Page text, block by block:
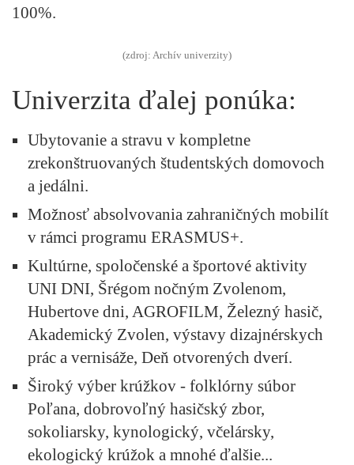
100%.
(zdroj: Archív univerzity)
Univerzita ďalej ponúka:
Ubytovanie a stravu v kompletne
zrekonštruovaných študentských domovoch
a jedálni.
Možnosť absolvovania zahraničných mobilít
v rámci programu ERASMUS+.
Kultúrne, spoločenské a športové aktivity
UNI DNI, Šrégom nočným Zvolenom,
Hubertove dni, AGROFILM, Železný hasič,
Akademický Zvolen, výstavy dizajnérskych
prác a vernisáže, Deň otvorených dverí.
Široký výber krúžkov - folklórny súbor
Poľana, dobrovoľný hasičský zbor,
sokoliarsky, kynologický, včelársky,
ekologický krúžok a mnohé ďalšie...